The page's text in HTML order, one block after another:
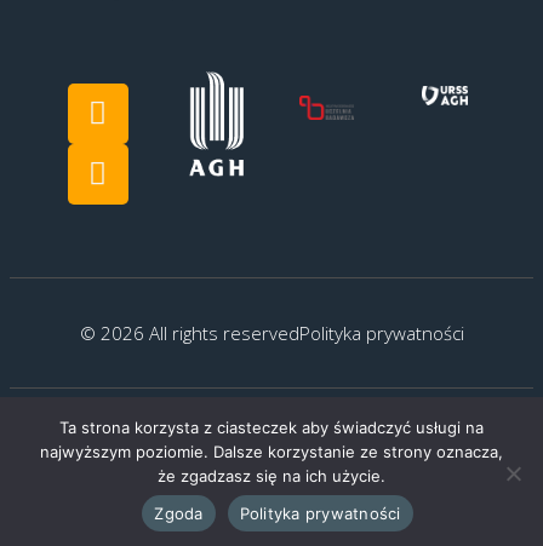
© 2026 All rights reservedPolityka prywatności
Created by: G.Kocyłowski
Ta strona korzysta z ciasteczek aby świadczyć usługi na
najwyższym poziomie. Dalsze korzystanie ze strony oznacza,
że zgadzasz się na ich użycie.
Zgoda
Polityka prywatności